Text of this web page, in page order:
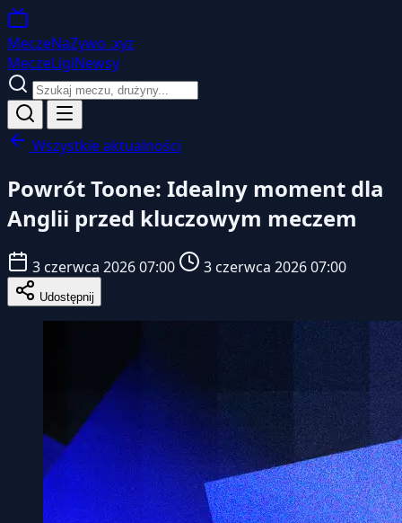
MeczeNaZywo .xyz
MeczeLigiNewsy
Wszystkie aktualności
Powrót Toone: Idealny moment dla
Anglii przed kluczowym meczem
3 czerwca 2026 07:00 3 czerwca 2026 07:00
Udostępnij